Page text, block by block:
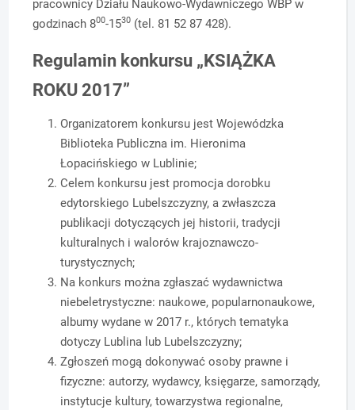
pracownicy Działu Naukowo-Wydawniczego WBP w
godzinach 800-1530 (tel. 81 52 87 428).
Regulamin konkursu „KSIĄŻKA
ROKU 2017”
Organizatorem konkursu jest Wojewódzka
Biblioteka Publiczna im. Hieronima
Łopacińskiego w Lublinie;
Celem konkursu jest promocja dorobku
edytorskiego Lubelszczyzny, a zwłaszcza
publikacji dotyczących jej historii, tradycji
kulturalnych i walorów krajoznawczo-
turystycznych;
Na konkurs można zgłaszać wydawnictwa
niebeletrystyczne: naukowe, popularnonaukowe,
albumy wydane w 2017 r., których tematyka
dotyczy Lublina lub Lubelszczyzny;
Zgłoszeń mogą dokonywać osoby prawne i
fizyczne: autorzy, wydawcy, księgarze, samorządy,
instytucje kultury, towarzystwa regionalne,